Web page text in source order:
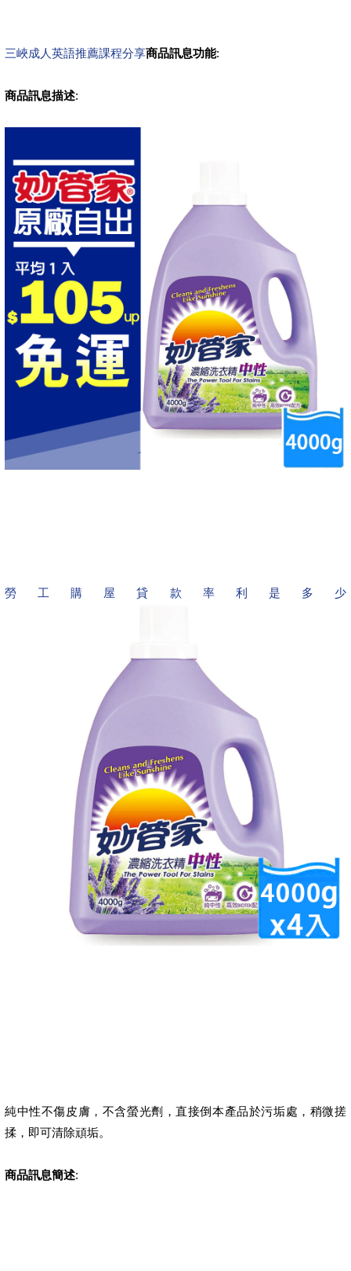
三峽成人英語推薦課程分享商品訊息功能:
商品訊息描述:
勞工購屋貸款率利是多少
純中性不傷皮膚，不含螢光劑，直接倒本產品於污垢處，稍微搓
揉，即可清除頑垢。
商品訊息簡述: